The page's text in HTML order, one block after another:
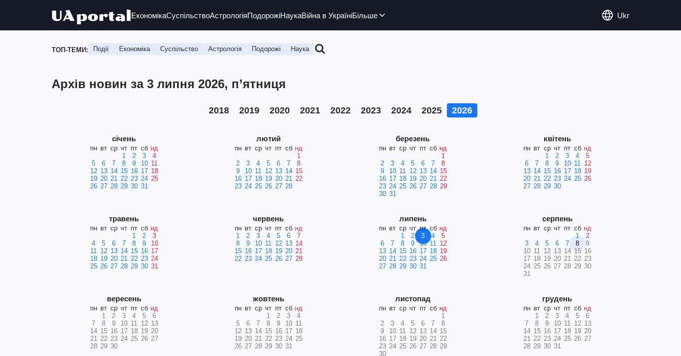
ЕкономікаСуспільствоАстрологіяПодорожіНаукаВійна в УкраїніБільше Ukr
ТОП-ТЕМИ: Події Економіка Суспільство Астрологія Подорожі Наука
Архів новин за 3 липня 2026, п’ятниця
2018 2019 2020 2021 2022 2023 2024 2025 2026
січень
пн вт ср чт пт сб нд
1
2 3
4
5
6 7 8 9 10 11
12 13 14 15 16 17 18
19 20 21 22 23 24 25
26 27 28 29 30 31
лютий
пн вт ср чт пт сб нд
1
2
3 4 5 6 7
8
9
10 11 12 13 14 15
16 17 18 19 20 21 22
23 24 25 26 27 28
березень
пн вт ср чт пт сб нд
1
2
3 4 5 6 7
8
9
10 11 12 13 14 15
16 17 18 19 20 21 22
23 24 25 26 27 28 29
30 31
квітень
пн вт ср чт пт сб нд
1
2 3 4
5
6
7 8 9 10 11 12
13 14 15 16 17 18 19
20 21 22 23 24 25 26
27 28 29 30
травень
пн вт ср чт пт сб нд
1
2
3
4
5 6 7 8 9
10
11 12 13 14 15 16 17
18 19 20 21 22 23 24
25 26 27 28 29 30 31
червень
пн вт ср чт пт сб нд
1
2 3 4 5 6
7
8
9 10 11 12 13 14
15 16 17 18 19 20 21
22 23 24 25 26 27 28
липень
пн вт ср чт пт сб нд
1
2 3 4
5
6
7 8 9 10 11 12
13 14 15 16 17 18 19
20 21 22 23 24 25 26
27 28 29 30 31
серпень
пн вт ср чт пт сб нд
1
2
3
4 5 6 7 8
9
10 11 12 13 14 15 16
17 18 19 20 21 22 23
24 25 26 27 28 29 30
31
вересень
пн вт ср чт пт сб нд
1
2 3 4 5
6
7
8 9 10 11 12 13
14 15 16 17 18 19 20
21 22 23 24 25 26 27
28 29 30
жовтень
пн вт ср чт пт сб нд
1
2 3
4
5
6 7 8 9 10 11
12 13 14 15 16 17 18
19 20 21 22 23 24 25
26 27 28 29 30 31
листопад
пн вт ср чт пт сб нд
1
2
3 4 5 6 7
8
9
10 11 12 13 14 15
16 17 18 19 20 21 22
23 24 25 26 27 28 29
30
грудень
пн вт ср чт пт сб нд
1
2 3 4 5
6
7
8 9 10 11 12 13
14 15 16 17 18 19 20
21 22 23 24 25 26 27
28 29 30 31